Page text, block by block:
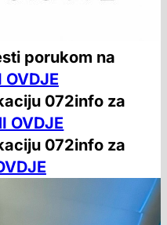
porukom na
OVDJE
072info za
OVDJE
072info za